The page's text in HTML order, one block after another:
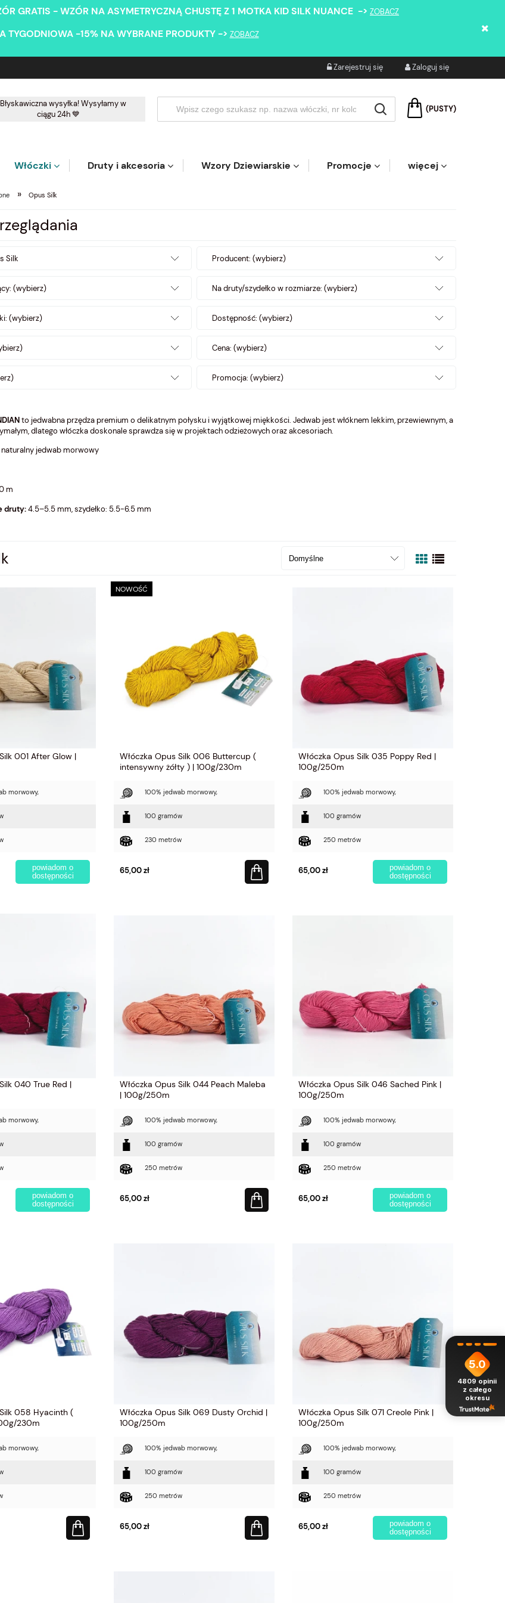
GRATIS - WZÓR NA ASYMETRYCZNĄ CHUSTĘ Z 1 MOTKA KID SILK NUANCE -> ZOBACZ
TYGODNIOWA -15% NA WYBRANE PRODUKTY -> ZOBACZ
Zarejestruj się Zaloguj się
(PUSTY)
wysyłka! Wysyłamy w
ciągu 24h 💙
Włóczki Druty i akcesoria Wzory Dziewiarskie Promocje więcej
» Opus Silk
Silk Producent: (wybierz)
(wybierz) Na druty/szydełko w rozmiarze: (wybierz)
(wybierz) Dostępność: (wybierz)
Cena: (wybierz)
Promocja: (wybierz)
to jedwabna przędza premium o delikatnym połysku i wyjątkowej miękkości. Jedwab jest włóknem lekkim, przewiewnym, a
dlatego włóczka doskonale sprawdza się w projektach odzieżowych oraz akcesoriach.
naturalny jedwab morwowy
m
druty:4.5–5.5 mm, szydełko: 5.5-6.5 mm
001 After Glow |
morwowy,
powiadom o
dostępności
Włóczka Opus Silk 006 Buttercup (
intensywny żółty ) | 100g/230m
100% jedwab morwowy,
100 gramów
230 metrów
65,00 zł
NOWOŚĆ
Włóczka Opus Silk 035 Poppy Red |
100g/250m
100% jedwab morwowy,
100 gramów
250 metrów
65,00 zł
powiadom o
dostępności
040 True Red |
morwowy,
powiadom o
dostępności
Włóczka Opus Silk 044 Peach Maleba
| 100g/250m
100% jedwab morwowy,
100 gramów
250 metrów
65,00 zł
Włóczka Opus Silk 046 Sached Pink |
100g/250m
100% jedwab morwowy,
100 gramów
250 metrów
65,00 zł
powiadom o
dostępności
058 Hyacinth (
230m
morwowy,
Włóczka Opus Silk 069 Dusty Orchid |
100g/250m
100% jedwab morwowy,
100 gramów
250 metrów
65,00 zł
Włóczka Opus Silk 071 Creole Pink |
100g/250m
100% jedwab morwowy,
100 gramów
250 metrów
65,00 zł
powiadom o
dostępności
5.0
4809 opinii
z całego
okresu